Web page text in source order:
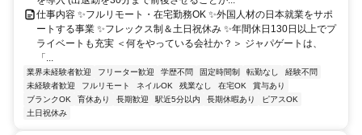
仕事内容 ✨フルリモート・在宅勤務OK ✨外国人材の日本就業をサポ
ートする事業 ✨フレックス制＆土日祝休み ✨年間休日130日以上でプ
ライベートも充実 ＜何をやっている会社か？＞ ジャパゲートは、
「...
業界未経験者歓迎 フリーター歓迎 学歴不問 固定時間制 転勤なし
経験不問
未経験者歓迎
フルリモート ネイルOK 残業なし 在宅OK
賞与あり
ブランクOK
育休あり 長期歓迎 駅近5分以内 長期休暇あり
ピアスOK
土日祝休み